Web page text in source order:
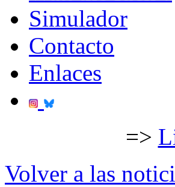
Simulador
Contacto
Enlaces
=>
Volver a las